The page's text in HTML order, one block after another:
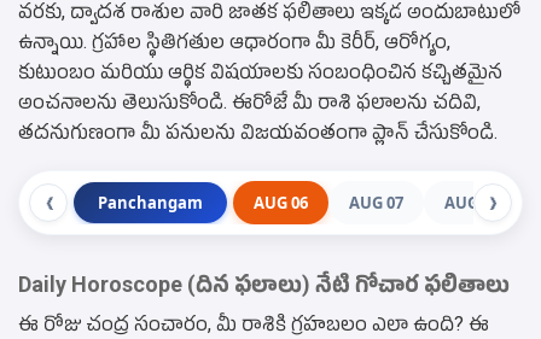
వరకు, ద్వాదశ రాశుల వారి జాతక ఫలితాలు ఇక్కడ అందుబాటులో
ఉన్నాయి. గ్రహాల స్థితిగతుల ఆధారంగా మీ కెరీర్, ఆరోగ్యం,
కుటుంబం మరియు ఆర్థిక విషయాలకు సంబంధించిన కచ్చితమైన
అంచనాలను తెలుసుకోండి. ఈరోజే మీ రాశి ఫలాలను చదివి,
తదనుగుణంగా మీ పనులను విజయవంతంగా ప్లాన్ చేసుకోండి.
❮ Panchangam AUG 06 AUG 07 AUG 08
❯
Daily Horoscope (దిన ఫలాలు) నేటి గోచార ఫలితాలు
ఈ రోజు చంద్ర సంచారం, మీ రాశికి గ్రహబలం ఎలా ఉంది? ఈ